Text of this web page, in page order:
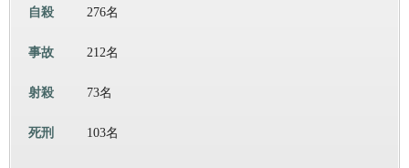
自殺 276名
事故 212名
射殺 73名
死刑 103名